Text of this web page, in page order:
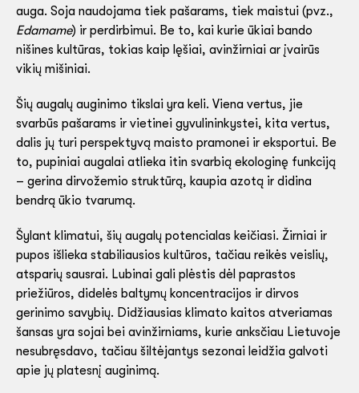
auga. Soja naudojama tiek pašarams, tiek maistui (pvz.,
Edamame) ir perdirbimui. Be to, kai kurie ūkiai bando
nišines kultūras, tokias kaip lęšiai, avinžirniai ar įvairūs
vikių mišiniai.
Šių augalų auginimo tikslai yra keli. Viena vertus, jie
svarbūs pašarams ir vietinei gyvulininkystei, kita vertus,
dalis jų turi perspektyvą maisto pramonei ir eksportui. Be
to, pupiniai augalai atlieka itin svarbią ekologinę funkciją
– gerina dirvožemio struktūrą, kaupia azotą ir didina
bendrą ūkio tvarumą.
Šylant klimatui, šių augalų potencialas keičiasi. Žirniai ir
pupos išlieka stabiliausios kultūros, tačiau reikės veislių,
atsparių sausrai. Lubinai gali plėstis dėl paprastos
priežiūros, didelės baltymų koncentracijos ir dirvos
gerinimo savybių. Didžiausias klimato kaitos atveriamas
šansas yra sojai bei avinžirniams, kurie anksčiau Lietuvoje
nesubręsdavo, tačiau šiltėjantys sezonai leidžia galvoti
apie jų platesnį auginimą.